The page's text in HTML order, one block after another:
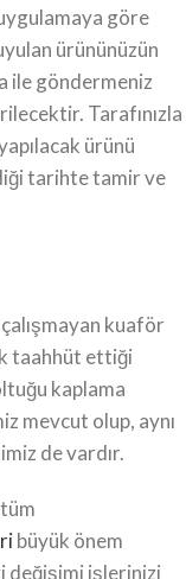
göre
ürününüzün
ile göndermeniz
Tarafınızla
ürünü
tarihte tamir ve
çalışmayan kuaför
taahhüt ettiği
kaplama
mevcut olup, aynı
de vardır.
büyük önem
değişimi işlerinizi